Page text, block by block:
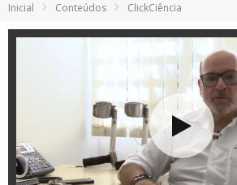
Inicial Conteúdos ClickCiência